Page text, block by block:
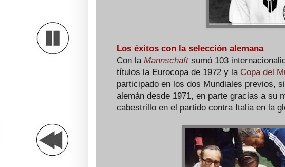
Los éxitos con la selección alemana
Con la Mannschaftsumó 103
títulos la Eurocopa de 1972 y la Copa del
participado en los dos Mundiales previos,
alemán desde 1971, en parte gracias a su
cabestrillo en el partido contra Italia en la